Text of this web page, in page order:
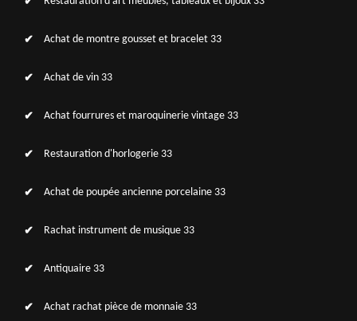
Achat de montre gousset et bracelet 33
Achat de vin 33
Achat fourrures et maroquinerie vintage 33
Restauration d'horlogerie 33
Achat de poupée ancienne porcelaine 33
Rachat instrument de musique 33
Antiquaire 33
Achat rachat pièce de monnaie 33